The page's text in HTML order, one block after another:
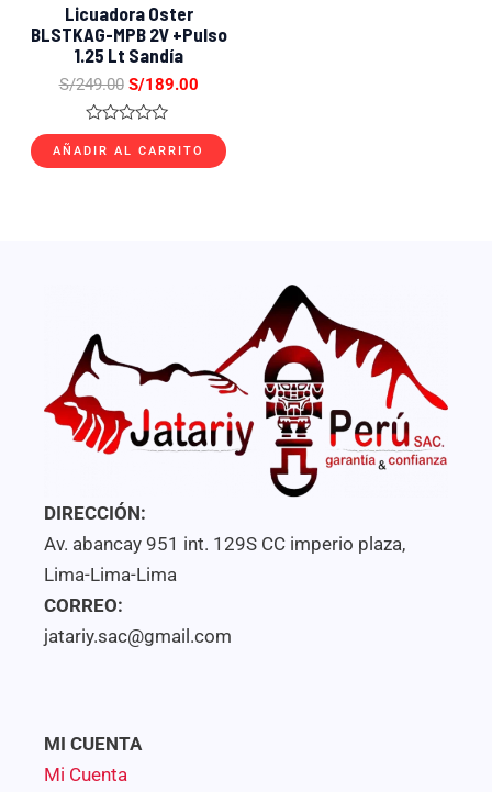
Licuadora Oster
BLSTKAG-MPB 2V +Pulso
1.25 Lt Sandía
S/249.00 S/189.00
Valorado
con
0
AÑADIR AL CARRITO
DIRECCIÓN:
Av. abancay 951 int. 129S CC imperio plaza,
Lima-Lima-Lima
CORREO:
jatariy.sac@gmail.com
MI CUENTA
Mi Cuenta